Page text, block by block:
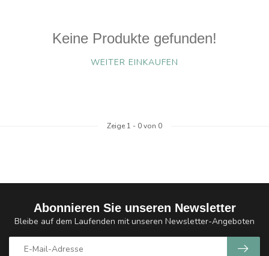
Keine Produkte gefunden!
WEITER EINKAUFEN
Zeige 1 - 0von 0
Abonnieren Sie unseren Newsletter
Bleibe auf dem Laufenden mit unseren Newsletter-Angeboten